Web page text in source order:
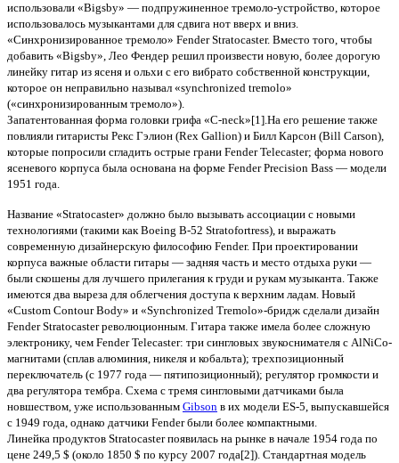
использовали «Bigsby» — подпружиненное тремоло-устройство, которое
использовалось музыкантами для сдвига нот вверх и вниз.
«Синхронизированное тремоло» Fender Stratocaster. Вместо того, чтобы
добавить «Bigsby», Лео Фендер решил произвести новую, более дорогую
линейку гитар из ясеня и ольхи с его вибрато собственной конструкции,
которое он неправильно называл «synchronized tremolo»
(«синхронизированным тремоло»).
Запатентованная форма головки грифа «C-neck»[1].На его решение также
повлияли гитаристы Рекс Гэлион (Rex Gallion) и Билл Карсон (Bill Carson),
которые попросили сгладить острые грани Fender Telecaster; форма нового
ясеневого корпуса была основана на форме Fender Precision Bass — модели
1951 года.
Название «Stratocaster» должно было вызывать ассоциации с новыми
технологиями (такими как Boeing B-52 Stratofortress), и выражать
современную дизайнерскую философию Fender. При проектировании
корпуса важные области гитары — задняя часть и место отдыха руки —
были скошены для лучшего прилегания к груди и рукам музыканта. Также
имеются два выреза для облегчения доступа к верхним ладам. Новый
«Custom Contour Body» и «Synchronized Tremolo»-бридж сделали дизайн
Fender Stratocaster революционным. Гитара также имела более сложную
электронику, чем Fender Telecaster: три сингловых звукоснимателя с AlNiCo-
магнитами (сплав алюминия, никеля и кобальта); трехпозиционный
переключатель (с 1977 года — пятипозиционный); регулятор громкости и
два регулятора тембра. Схема с тремя сингловыми датчиками была
новшеством, уже использованным Gibson в их модели ES-5, выпускавшейся
с 1949 года, однако датчики Fender были более компактными.
Линейка продуктов Stratocaster появилась на рынке в начале 1954 года по
цене 249,5 $ (около 1850 $ по курсу 2007 года[2]). Стандартная модель